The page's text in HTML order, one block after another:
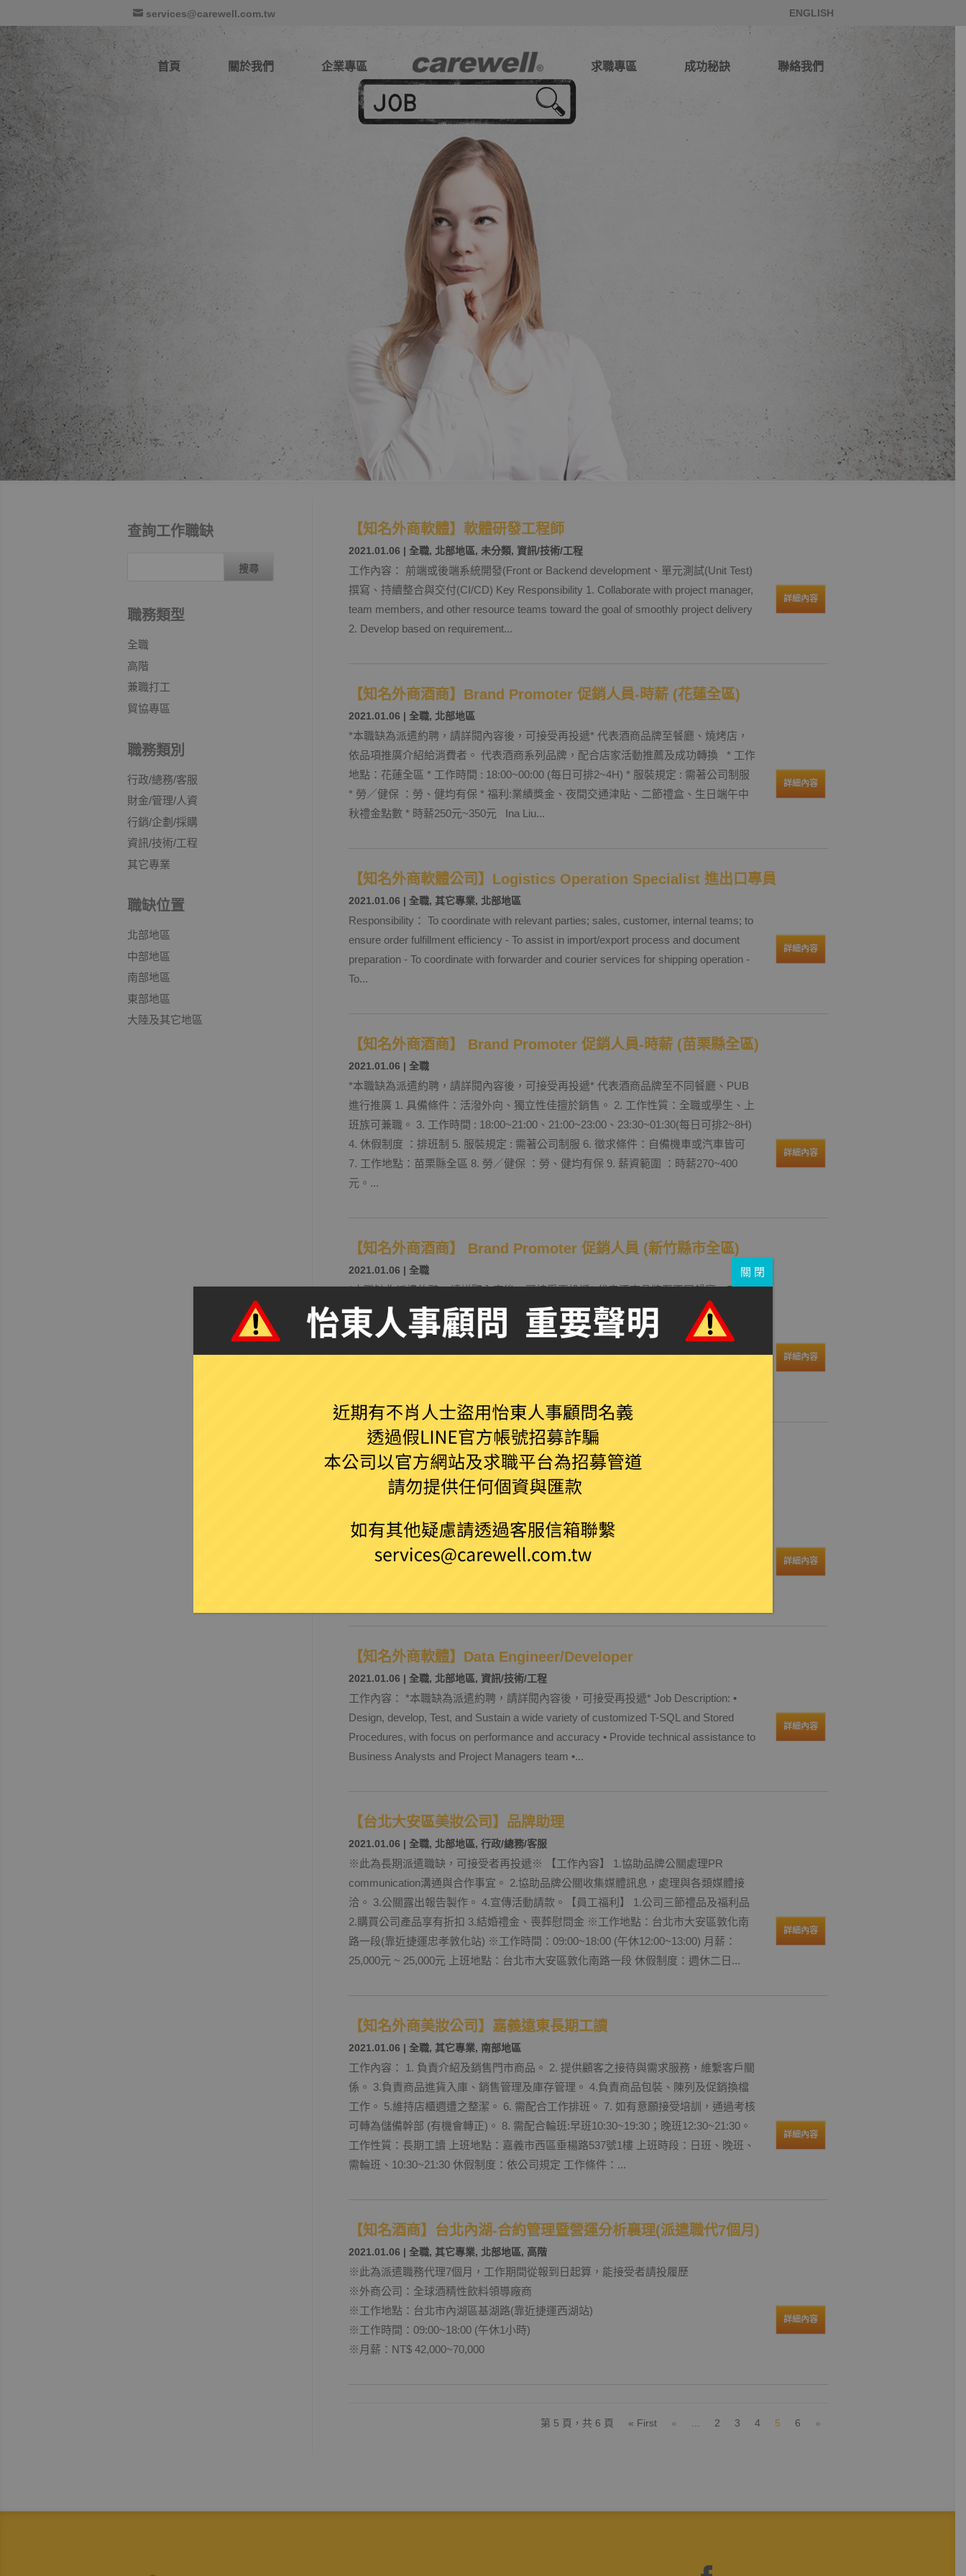
services@carewell.com.tw ENGLISH
首頁 關於我們 企業專區 求職專區 成功秘訣 聯絡我們
查詢工作職缺
職務類型
全職
高階
兼職打工
貿協專區
職務類別
行政/總務/客服
財金/管理/人資
行銷/企劃/採購
資訊/技術/工程
其它專業
職缺位置
北部地區
中部地區
南部地區
東部地區
大陸及其它地區
【知名外商軟體】軟體研發工程師
2021.01.06 | 全職, 北部地區,未分類,資訊/技術/工程
工作內容： 前端或後端系統開發(Front or Backend development、單元測試(Unit Test)
撰寫、持續整合與交付(CI/CD) Key Responsibility 1. Collaborate with project manager,
team members, and other resource teams toward the goal of smoothly project delivery
2. Develop based on requirement...
詳細內容
【知名外商酒商】Brand Promoter 促銷人員-時薪 (花蓮全區)
2021.01.06 | 全職, 北部地區
*本職缺為派遣約聘，請詳閱內容後，可接受再投遞* 代表酒商品牌至餐廳、燒烤店，
依品項推廣介紹給消費者。 代表酒商系列品牌，配合店家活動推薦及成功轉換 * 工作
地點：花蓮全區 * 工作時間 : 18:00~00:00 (每日可排2~4H) * 服裝規定 : 需著公司制服
* 勞／健保 ：勞、健均有保 * 福利:業績獎金、夜間交通津貼、二節禮盒、生日端午中
秋禮金點數 * 時薪250元~350元 Ina Liu...
詳細內容
【知名外商軟體公司】Logistics Operation Specialist 進出口專員
2021.01.06 | 全職, 其它專業, 北部地區
Responsibility： To coordinate with relevant parties; sales, customer, internal teams; to
ensure order fulfillment efficiency - To assist in import/export process and document
preparation - To coordinate with forwarder and courier services for shipping operation -
To...
詳細內容
【知名外商酒商】 Brand Promoter 促銷人員-時薪 (苗栗縣全區)
2021.01.06 | 全職
*本職缺為派遣約聘，請詳閱內容後，可接受再投遞* 代表酒商品牌至不同餐廳、PUB
進行推廣 1. 具備條件：活潑外向、獨立性佳擅於銷售。 2. 工作性質：全職或學生、上
班族可兼職。 3. 工作時間 : 18:00~21:00、21:00~23:00、23:30~01:30(每日可排2~8H)
4. 休假制度 ：排班制 5. 服裝規定 : 需著公司制服 6. 徵求條件：自備機車或汽車皆可
7. 工作地點：苗栗縣全區 8. 勞／健保 ：勞、健均有保 9. 薪資範圍 ：時薪270~400
元。...
詳細內容
【知名外商酒商】 Brand Promoter 促銷人員 (新竹縣市全區)
2021.01.06 | 全職
*本職缺為派遣約聘，請詳閱內容後，可接受再投遞* 代表酒商品牌至不同餐廳、PUB
進行推廣 1. 具備條件：活潑外向、獨立性佳擅於銷售。 2. 工作性質：全職或學生、上
班族可兼職。 3. 工作時間 : 18:00~21:00、21:00~23:00、23:30~01:30(每日可排2~8H)
詳細內容
【知名外商酒商】 Brand Promoter 促銷人員-時薪 (桃園市全區)
北部地區
*本職缺為派遣約聘，請詳閱內容後，可接受再投遞* 代表酒商品牌至不同餐廳、PUB
班族可兼職。 3. 工作時間 : 18:00~21:00、21:00~23:00、23:30~01:30(每日可排2~8H)
4. 休假制度 ：排班制 5. 服裝規定 : 需著公司制服 6. 徵求條件：自備機車或汽車皆可
詳細內容
【知名外商軟體】Data Engineer/Developer
2021.01.06 | 全職, 北部地區,資訊/技術/工程
工作內容： *本職缺為派遣約聘，請詳閱內容後，可接受再投遞* Job Description: •
Design, develop, Test, and Sustain a wide variety of customized T-SQL and Stored
Procedures, with focus on performance and accuracy • Provide technical assistance to
Business Analysts and Project Managers team •...
詳細內容
【台北大安區美妝公司】品牌助理
2021.01.06 | 全職, 北部地區,行政/總務/客服
※此為長期派遣職缺，可接受者再投遞※ 【工作內容】 1.協助品牌公關處理PR
communication溝通與合作事宜。 2.協助品牌公關收集媒體訊息，處理與各類媒體接
洽。 3.公關露出報告製作。 4.宣傳活動請款。【員工福利】 1.公司三節禮品及福利品
2.購買公司產品享有折扣 3.結婚禮金、喪葬慰問金 ※工作地點：台北市大安區敦化南
路一段(靠近捷運忠孝敦化站) ※工作時間：09:00~18:00 (午休12:00~13:00) 月薪：
25,000元 ~ 25,000元 上班地點：台北市大安區敦化南路一段 休假制度：週休二日...
詳細內容
【知名外商美妝公司】嘉義遠東長期工讀
2021.01.06 | 全職, 其它專業, 南部地區
工作內容： 1. 負責介紹及銷售門市商品。 2. 提供顧客之接待與需求服務，維繫客戶關
係。 3.負責商品進貨入庫、銷售管理及庫存管理。 4.負責商品包裝、陳列及促銷換檔
工作。 5.維持店櫃週遭之整潔。 6. 需配合工作排班。 7. 如有意願接受培訓，通過考核
可轉為儲備幹部 (有機會轉正)。 8. 需配合輪班:早班10:30~19:30；晚班12:30~21:30。
工作性質：長期工讀 上班地點：嘉義市西區垂楊路537號1樓 上班時段：日班、晚班、
需輪班、10:30~21:30 休假制度：依公司規定 工作條件：...
詳細內容
【知名酒商】台北內湖-合約管理暨營運分析襄理(派遣職代7個月)
2021.01.06 | 全職, 其它專業, 北部地區, 高階
※此為派遣職務代理7個月，工作期間從報到日起算，能接受者請投履歷
※外商公司：全球酒精性飲料領導廠商
※工作地點：台北市內湖區基湖路(靠近捷運西湖站)
※工作時間：09:00~18:00 (午休1小時)
※月薪：NT$ 42,000~70,000
詳細內容
第 5 頁，共 6 頁 « First « ... 2 3 4 5 6 »
關 閉